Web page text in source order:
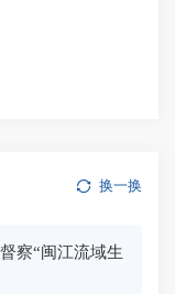
换一换
察“闽江流域生